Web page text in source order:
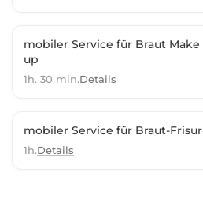
mobiler Service für Braut Make
up
1h. 30 min.Details
mobiler Service für Braut-Frisur
1h.Details